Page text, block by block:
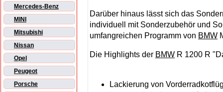
Mercedes-Benz
MINI
Mitsubishi
Nissan
Opel
Peugeot
Porsche
Darüber hinaus lässt sich das
individuell mit Sonderzubehör und
umfangreichen Programm von BMW
Die Highlights der BMW R 1200 R
Lackierung von